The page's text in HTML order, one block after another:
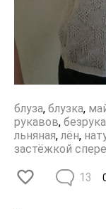
блуза, блузка,
рукавов,
льняная, лён,
застёжкой
13